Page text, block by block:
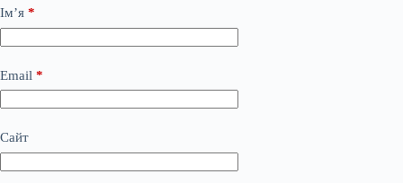
Ім’я *
Email *
Сайт